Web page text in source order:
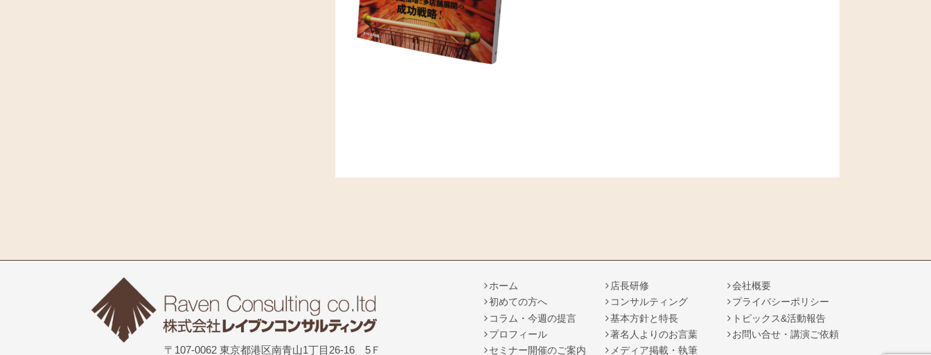
ホーム
初めての方へ
コラム・今週の提言
プロフィール
セミナー開催のご案内
店長研修
コンサルティング
基本方針と特長
著名人よりのお言葉
メディア掲載・執筆
会社概要
プライバシーポリシー
トピックス&活動報告
お問い合せ・講演ご依頼
〒107-0062 東京都港区南青山1丁目26-16 5Ｆ